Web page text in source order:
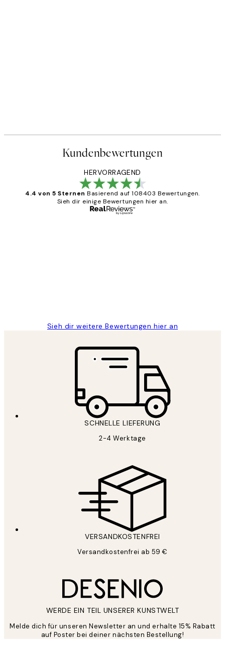
Kundenbewertungen
HERVORRAGEND
4.4 von 5 Sternen Basierend auf 108403 Bewertungen.
Sieh dir einige Bewertungen hier an.
Sieh dir weitere Bewertungen hier an
SCHNELLE LIEFERUNG
2-4 Werktage
VERSANDKOSTENFREI
Versandkostenfrei ab 59 €
WERDE EIN TEIL UNSERER KUNSTWELT
Melde dich für unseren Newsletter an und erhalte 15% Rabatt
auf Poster bei deiner nächsten Bestellung!